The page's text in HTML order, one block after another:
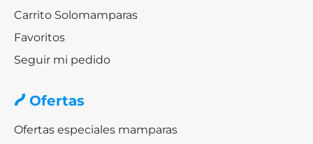
Carrito Solomamparas
Favoritos
Seguir mi pedido
Ofertas
Ofertas especiales mamparas